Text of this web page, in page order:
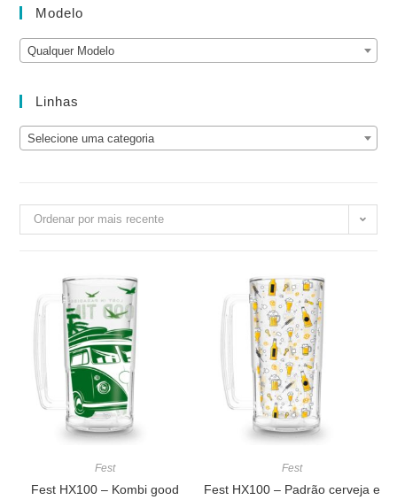
Modelo
Qualquer Modelo
Linhas
Selecione uma categoria
Ordenar por mais recente
Fest
Fest HX100 – Kombi good
Fest
Fest HX100 – Padrão cerveja e